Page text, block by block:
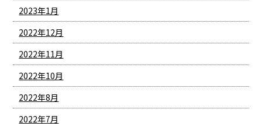
2023年1月
2022年12月
2022年11月
2022年10月
2022年8月
2022年7月